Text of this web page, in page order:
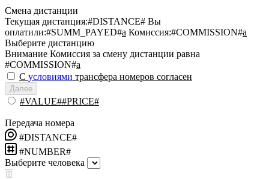
Смена дистанции
Текущая дистанция:#DISTANCE# Вы
оплатили:#SUMM_PAYED#a Комиссия:#COMMISSION#a
Выберите дистанцию
Внимание Комиссия за смену дистанции равна
#COMMISSION#a
С условиями трансфера номеров согласен
Далее
#VALUE##PRICE#
Передача номера
#DISTANCE#
#NUMBER#
Выберите человека